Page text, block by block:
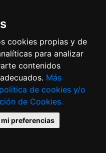
cookies propias y de
para analizar
contenidos
Más
de cookies y/o
de Cookies.
preferencias